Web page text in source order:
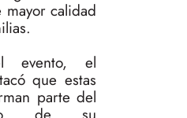
calidad
evento, el
que estas
parte del